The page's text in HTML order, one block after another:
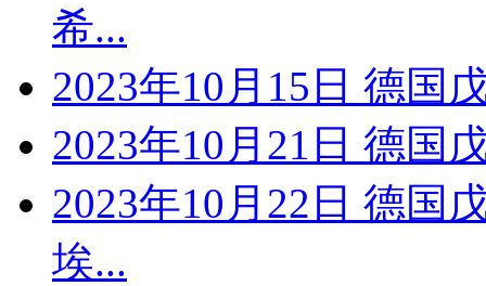
希...
2023年10月15日 德国
2023年10月21日 德国
2023年10月22日 德国
埃...